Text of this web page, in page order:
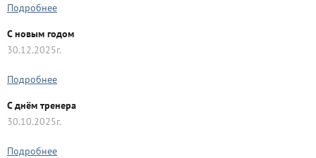
Подробнее
C новым годом
30.12.2025г.
Подробнее
С днём тренера
30.10.2025г.
Подробнее